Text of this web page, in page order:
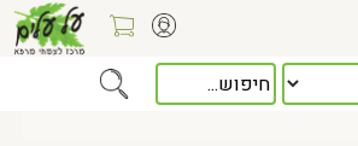
> קוהוש שחור שורש קצוץ- תוסף תזונה Cimicifuga (Actaea)